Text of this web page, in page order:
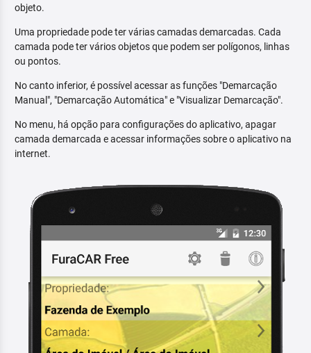
objeto.
Uma propriedade pode ter várias camadas demarcadas. Cada
camada pode ter vários objetos que podem ser polígonos, linhas
ou pontos.
No canto inferior, é possível acessar as funções "Demarcação
Manual", "Demarcação Automática" e "Visualizar Demarcação".
No menu, há opção para configurações do aplicativo, apagar
camada demarcada e acessar informações sobre o aplicativo na
internet.